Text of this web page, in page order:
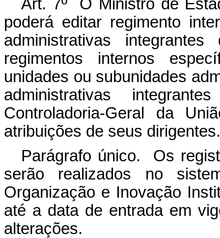
Art. 7º O Ministro de
poderá editar regimento
administrativas
regimentos internos
unidades ou subunidades
administrativas
Controladoria-Geral da
atribuições de seus dirigentes.
Parágrafo único. Os
serão realizados no
Organização e Inovação
até a data de entrada em
alterações.